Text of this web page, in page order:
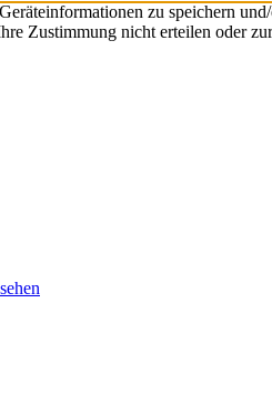
zu speichern
Zustimmung nicht erteilen oder